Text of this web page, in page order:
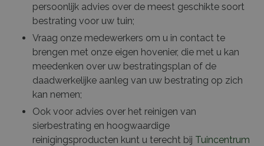
persoonlijk advies over de meest geschikte soort
bestrating voor uw tuin;
Vraag onze medewerkers om u in contact te
brengen met onze eigen hovenier, die met u kan
meedenken over uw bestratingsplan of de
daadwerkelijke aanleg van uw bestrating op zich
kan nemen;
Ook voor advies over het reinigen van
sierbestrating en hoogwaardige
reinigingsproducten kunt u terecht bij Tuincentrum